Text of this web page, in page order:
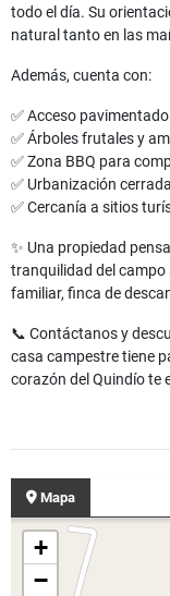
todo el día. Su
natural tanto en las
Además, cuenta con:
✅ Acceso
✅ Árboles frutales y
✅ Zona BBQ para
✅ Urbanización
✅ Cercanía a sitios
✨ Una propiedad
tranquilidad del campo
familiar, finca de
📞 Contáctanos y
casa campestre tiene
corazón del Quindío te
Mapa
+
−